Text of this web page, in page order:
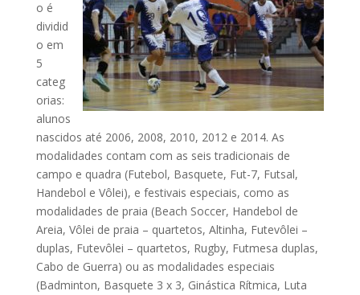
o é
dividid
o em
5
categ
orias:
alunos
nascidos até 2006, 2008, 2010, 2012 e 2014. As
modalidades contam com as seis tradicionais de
campo e quadra (Futebol, Basquete, Fut-7, Futsal,
Handebol e Vôlei), e festivais especiais, como as
modalidades de praia (Beach Soccer, Handebol de
Areia, Vôlei de praia – quartetos, Altinha, Futevôlei –
duplas, Futevôlei – quartetos, Rugby, Futmesa duplas,
Cabo de Guerra) ou as modalidades especiais
(Badminton, Basquete 3 x 3, Ginástica Rítmica, Luta